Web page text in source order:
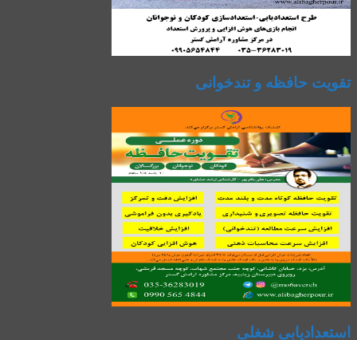
تقویت حافظه و تندخوانی
استعدادیابی شغلی